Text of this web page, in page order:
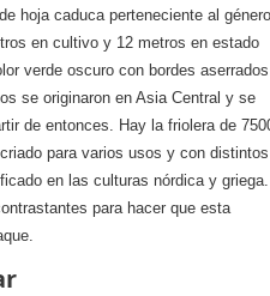
hoja caduca perteneciente al género
en cultivo y 12 metros en estado
verde oscuro con bordes aserrados
se originaron en Asia Central y se
de entonces. Hay la friolera de
para varios usos y con distintos
en las culturas nórdica y griega.
para hacer que esta